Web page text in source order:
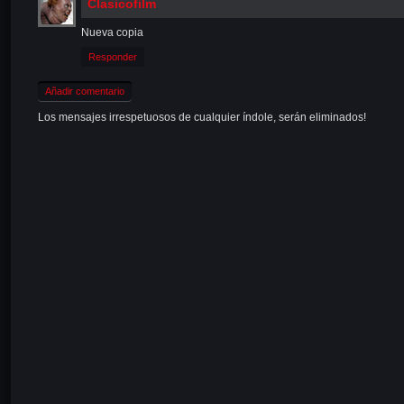
Clasicofilm
Nueva copia
Responder
Añadir comentario
Los mensajes irrespetuosos de cualquier índole, serán eliminados!